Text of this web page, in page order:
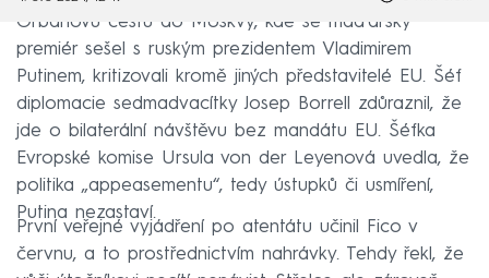
Orbánovu cestu do Moskvy, kde se maďarský
premiér sešel s ruským prezidentem Vladimirem
Putinem, kritizovali kromě jiných představitelé EU. Šéf
diplomacie sedmadvacítky Josep Borrell zdůraznil, že
jde o bilaterální návštěvu bez mandátu EU. Šéfka
Evropské komise Ursula von der Leyenová uvedla, že
politika „appeasementu“, tedy ústupků či usmíření,
Putina nezastaví.
První veřejné vyjádření po atentátu učinil Fico v
červnu, a to prostřednictvím nahrávky. Tehdy řekl, že